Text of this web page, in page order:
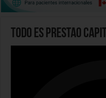
Todo Es Prestao